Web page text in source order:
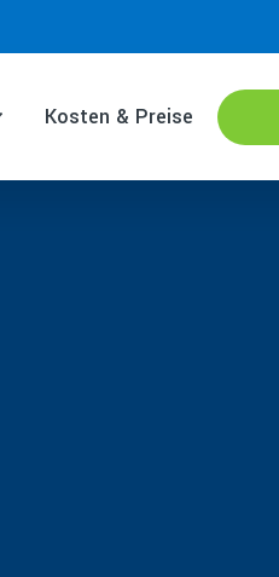
Kosten & Preise